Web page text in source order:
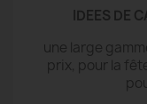
IDEES DE
une large
prix, pour la